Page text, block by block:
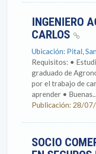
INGENIERO
CARLOS
Ubicación: Pital,
Requisitos: •
graduado de
por el trabajo de
aprender •
Publicación: 28/
SOCIO